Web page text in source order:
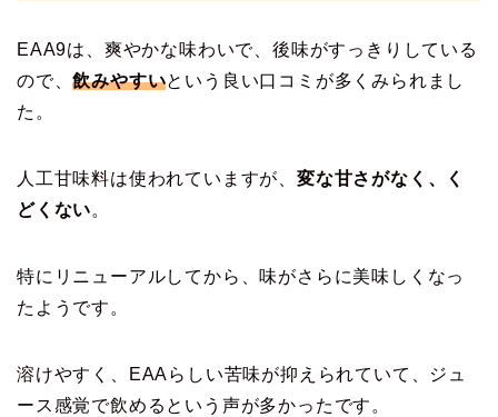
EAA9は、爽やかな味わいで、後味がすっきりしている
ので、飲みやすいという良い口コミが多くみられまし
た 。
人工甘味料は使われていますが、 変な甘さがなく、く
どくない。
特にリニューアルしてから、味がさらに美味しくなっ
たようです。
溶けやすく、EAAらしい苦味が抑えられていて、ジュ
ース感覚で飲めるという声が多かったです。